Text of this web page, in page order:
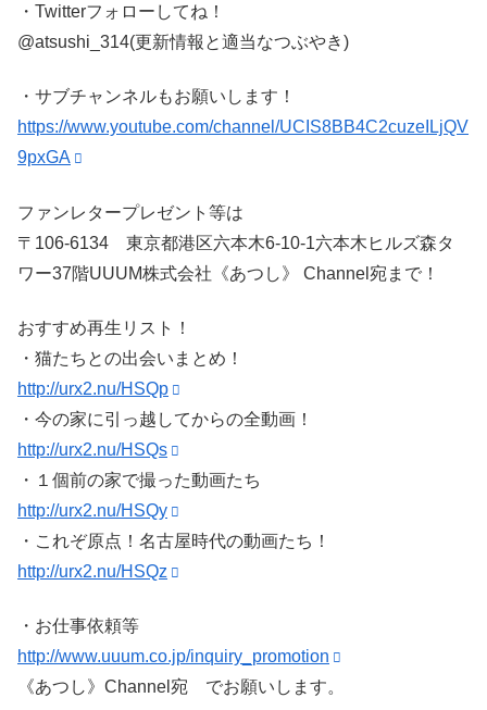
・Twitterフォローしてね！
@atsushi_314(更新情報と適当なつぶやき)
・サブチャンネルもお願いします！
https://www.youtube.com/channel/UCIS8BB4C2cuzeILjQV
9pxGA
ファンレタープレゼント等は
〒106-6134 東京都港区六本木6-10-1六本木ヒルズ森タ
ワー37階UUUM株式会社《あつし》 Channel宛まで！
おすすめ再生リスト！
・猫たちとの出会いまとめ！
http://urx2.nu/HSQp
・今の家に引っ越してからの全動画！
http://urx2.nu/HSQs
・１個前の家で撮った動画たち
http://urx2.nu/HSQy
・これぞ原点！名古屋時代の動画たち！
http://urx2.nu/HSQz
・お仕事依頼等
http://www.uuum.co.jp/inquiry_promotion
《あつし》Channel宛 でお願いします。